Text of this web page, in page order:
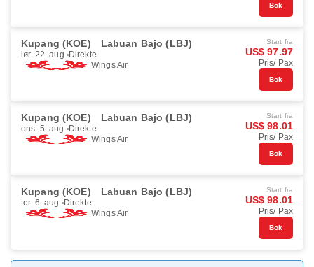
Bok
Kupang (KOE) Labuan Bajo (LBJ)
lør. 22. aug. Direkte
Wings Air
Start fra
US$ 97.97
Pris/ Pax
Bok
Kupang (KOE) Labuan Bajo (LBJ)
ons. 5. aug. Direkte
Wings Air
Start fra
US$ 98.01
Pris/ Pax
Bok
Kupang (KOE) Labuan Bajo (LBJ)
tor. 6. aug. Direkte
Wings Air
Start fra
US$ 98.01
Pris/ Pax
Bok